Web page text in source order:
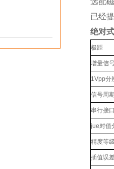
已经
绝对
极距
增量信
1Vpp分
信号周
串行接
jue对值
精度等
插值误